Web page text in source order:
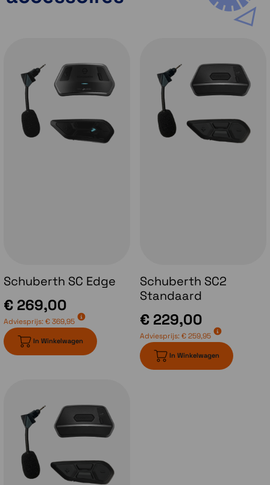
Voor een comfortabele motorrit over lange
voorkomen dat je dit in je helm krijgt is de
luchtinlaat voorzien van een wasbaar en
vervangbaar filter.
Het topventilatie systeem van de Schubeth
E2 kan op 2 standen ingesteld worden. De
spoiler zelf is groter geworden en nu schuif
achter. Dat is ook met handschoenen aan
veel makkelijker te bedienen. De vergrote
Schuberth SC Edge
€ 269,00
Adviesprijs:€ 369,95
In Winkelwagen
Schuberth SC2
Standaard
€ 229,00
Adviesprijs:€ 259,95
In Winkelwagen